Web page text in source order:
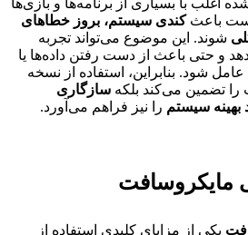
اغلب با بسیاری از برنامه‌ها و بازی‌ها
باعثکندی سیستم، بروز خطاهای
شوند. این موضوع می‌تواند تجربه
و حتی باعث از دست رفتن داده‌ها یا
شود. بنابراین، استفاده از نسخه
را تضمین می‌کند بلکه سازگاری
بهینه سیستم را نیز فراهم می‌آورد.
مایکروسافت
یکی از مزایای کلیدی استفاده از